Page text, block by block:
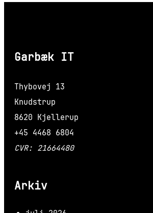
Garbæk IT
Thybovej 13
Knudstrup
8620 Kjellerup
+45 4468 6804
CVR: 21664480
Arkiv